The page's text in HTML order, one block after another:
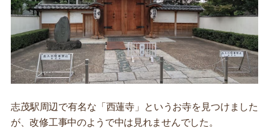
志茂駅周辺で有名な「西蓮寺」というお寺を見つけました
が、改修工事中のようで中は見れませんでした。